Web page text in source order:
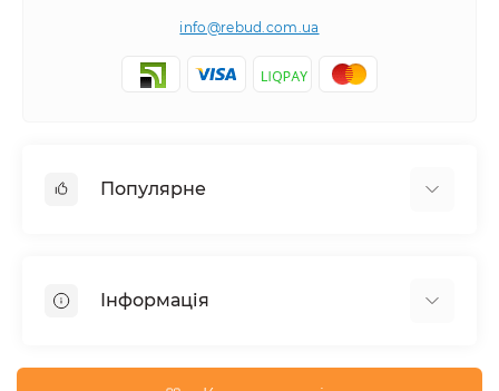
info@rebud.com.ua
Популярне
Гіпсокартонні системи
Паркани та огорожі
Інформація